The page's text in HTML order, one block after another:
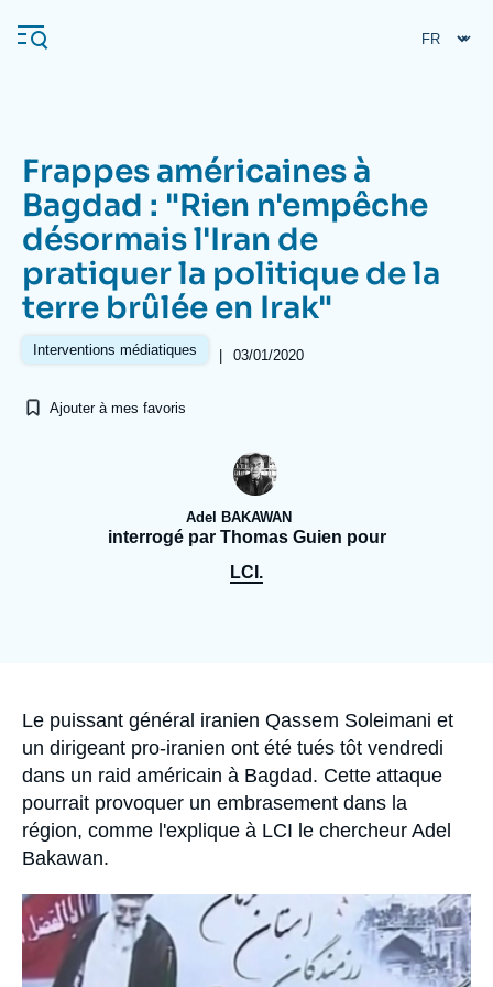
au
contenu
Navigation
principale
L'Ifri
Analyses
Se connecter
À propos de l'Ifri Recherches fréquentes
Frappes américaines à
Bagdad : "Rien n'empêche
désormais l'Iran de
pratiquer la politique de la
terre brûlée en Irak"
Interventions médiatiques | 03/01/2020
Ajouter à mes favoris
Adel BAKAWAN
interrogé par Thomas Guien pour
LCI.
Accroche
Le puissant général iranien Qassem Soleimani et
un dirigeant pro-iranien ont été tués tôt vendredi
dans un raid américain à Bagdad. Cette attaque
pourrait provoquer un embrasement dans la
région, comme l'explique à LCI le chercheur Adel
Bakawan.
Image
principale
médiatique